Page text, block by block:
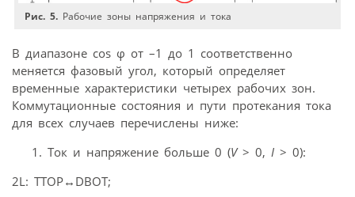
Рис. 5. Рабочие зоны напряжения и тока
В диапазоне cos φ от –1 до 1 соответственно
меняется фазовый угол, который определяет
временные характеристики четырех рабочих зон.
Коммутационные состояния и пути протекания тока
для всех случаев перечислены ниже:
Ток и напряжение больше 0 (V> 0, I > 0):
2L: TTOP↔ DBOT;